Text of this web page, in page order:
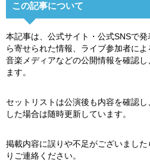
この記事について
本記事は、公式サイト・公式SNSで
ら寄せられた情報、ライブ参加者によ
音楽メディアなどの公開情報を確認
ます。
セットリストは公演後も内容を確認
した場合は随時更新しています。
掲載内容に誤りや不足がございました
りご連絡ください。